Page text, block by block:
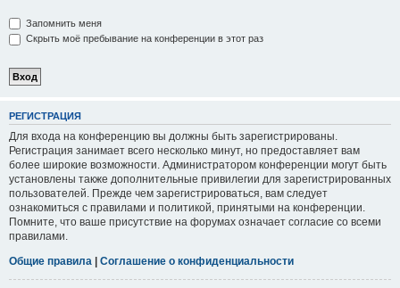
Запомнить меня
Скрыть моё пребывание на конференции в этот раз
РЕГИСТРАЦИЯ
Для входа на конференцию вы должны быть зарегистрированы.
Регистрация занимает всего несколько минут, но предоставляет вам
более широкие возможности. Администратором конференции могут быть
установлены также дополнительные привилегии для зарегистрированных
пользователей. Прежде чем зарегистрироваться, вам следует
ознакомиться с правилами и политикой, принятыми на конференции.
Помните, что ваше присутствие на форумах означает согласие со всеми
правилами.
Общие правила
Соглашение о конфиденциальности